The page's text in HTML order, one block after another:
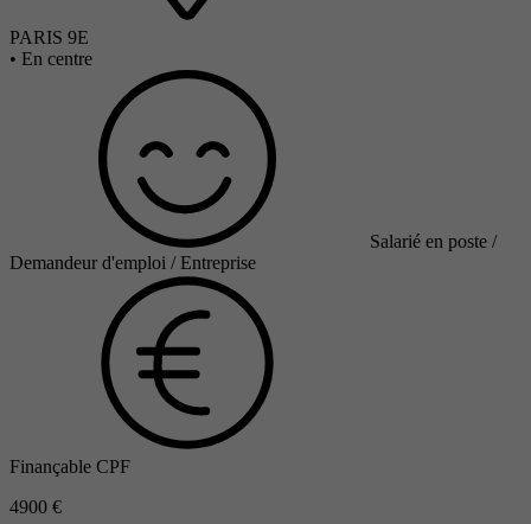
PARIS 9E
• En centre
Salarié en poste /
Demandeur d'emploi / Entreprise
Finançable CPF
4900 €